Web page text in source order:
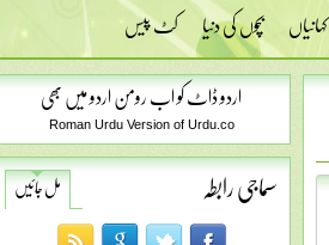
کہانیاں بچوں کی دنیا کٹ پیس
اردو ڈاٹ کو اب رومن اردو میں بھی
Roman Urdu Version of Urdu.co
سماجی رابطہ مل جائیں